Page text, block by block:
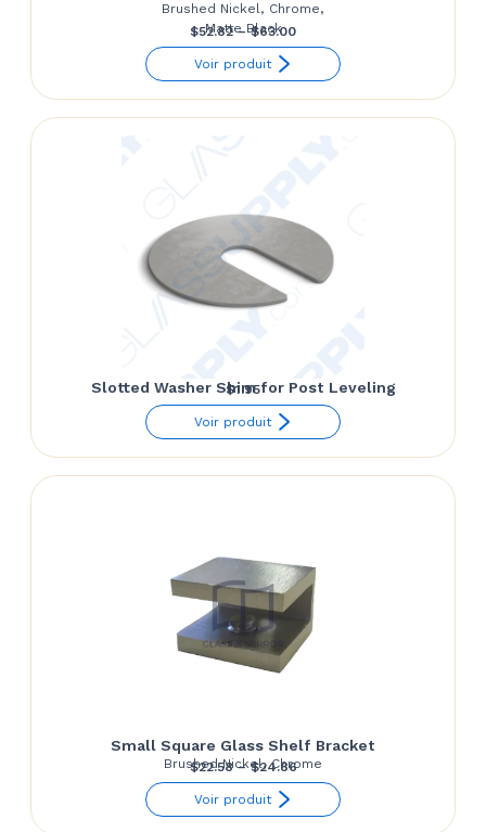
Brushed Nickel, Chrome,
Matte Black
$52.82 – $63.00Price
range:
through
Voir produit
Slotted Washer Shim for Post Leveling
$1.95
Voir produit
Small Square Glass Shelf Bracket
Brushed Nickel, Chrome
$22.58 – $24.86Price
range:
Voir produit